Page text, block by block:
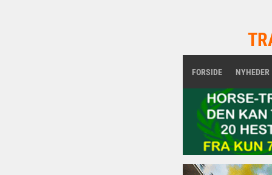
FORSIDE NYHEDER